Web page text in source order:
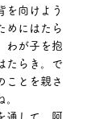
を向けよう
めにはたら
わが子を抱
たらき。で
ことを親さ
通して、阿